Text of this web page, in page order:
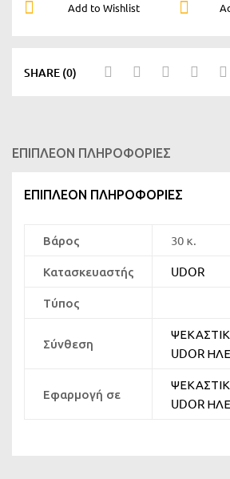
Add to Wishlist
SHARE (0)
ΕΠΙΠΛΈΟΝ ΠΛΗΡΟΦΟΡΊΕΣ
ΕΠΙΠΛΈΟΝ ΠΛΗΡΟΦΟΡΊΕΣ
Βάρος 30 κ.
Κατασκευαστής UDOR
Τύπος
Σύνθεση
UDOR
Εφαρμογή σε
UDOR